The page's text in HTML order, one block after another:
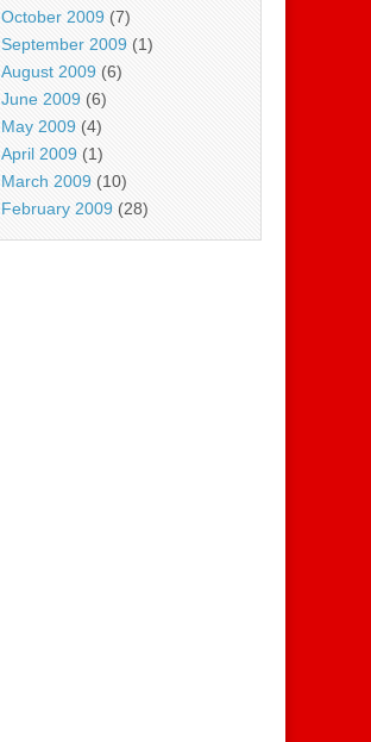
October 2009 (7)
September 2009 (1)
August 2009 (6)
June 2009 (6)
May 2009 (4)
April 2009 (1)
March 2009 (10)
February 2009 (28)